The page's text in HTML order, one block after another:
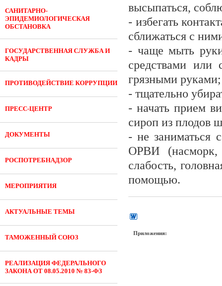
САНИТАРНО-
ЭПИДЕМИОЛОГИЧЕСКАЯ
ОБСТАНОВКА
ГОСУДАРСТВЕННАЯ СЛУЖБА И
КАДРЫ
ПРОТИВОДЕЙСТВИЕ КОРРУПЦИИ
ПРЕСС-ЦЕНТР
ДОКУМЕНТЫ
РОСПОТРЕБНАДЗОР
МЕРОПРИЯТИЯ
АКТУАЛЬНЫЕ ТЕМЫ
ТАМОЖЕННЫЙ СОЮЗ
РЕАЛИЗАЦИЯ ФЕДЕРАЛЬНОГО
ЗАКОНА ОТ 08.05.2010 № 83-ФЗ
высыпаться,
- избегать
сближаться с
- чаще мыть
средствами или
грязными руками;
- тщательно
- начать прием
сироп из плодов
- не заниматься
ОРВИ (насморк,
слабость,
помощью.
Приложения: